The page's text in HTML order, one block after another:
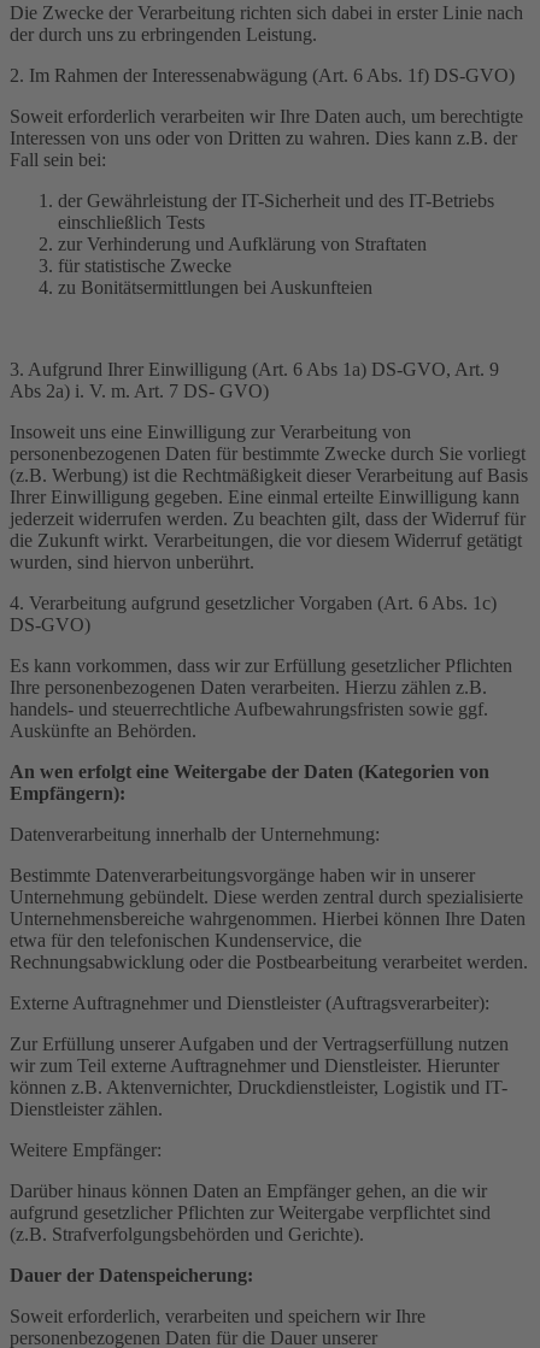
Die Zwecke der Verarbeitung richten sich dabei in erster Linie nach
der durch uns zu erbringenden Leistung.
2. Im Rahmen der Interessenabwägung (Art. 6 Abs. 1f) DS-GVO)
Soweit erforderlich verarbeiten wir Ihre Daten auch, um berechtigte
Interessen von uns oder von Dritten zu wahren. Dies kann z.B. der
Fall sein bei:
der Gewährleistung der IT-Sicherheit und des IT-Betriebs
einschließlich Tests
zur Verhinderung und Aufklärung von Straftaten
für statistische Zwecke
zu Bonitätsermittlungen bei Auskunfteien
3. Aufgrund Ihrer Einwilligung (Art. 6 Abs 1a) DS-GVO, Art. 9
Abs 2a) i. V. m. Art. 7 DS- GVO)
Insoweit uns eine Einwilligung zur Verarbeitung von
personenbezogenen Daten für bestimmte Zwecke durch Sie vorliegt
(z.B. Werbung) ist die Rechtmäßigkeit dieser Verarbeitung auf Basis
Ihrer Einwilligung gegeben. Eine einmal erteilte Einwilligung kann
jederzeit widerrufen werden. Zu beachten gilt, dass der Widerruf für
die Zukunft wirkt. Verarbeitungen, die vor diesem Widerruf getätigt
wurden, sind hiervon unberührt.
4. Verarbeitung aufgrund gesetzlicher Vorgaben (Art. 6 Abs. 1c)
DS-GVO)
Es kann vorkommen, dass wir zur Erfüllung gesetzlicher Pflichten
Ihre personenbezogenen Daten verarbeiten. Hierzu zählen z.B.
handels- und steuerrechtliche Aufbewahrungsfristen sowie ggf.
Auskünfte an Behörden.
An wen erfolgt eine Weitergabe der Daten (Kategorien von
Empfängern):
Datenverarbeitung innerhalb der Unternehmung:
Bestimmte Datenverarbeitungsvorgänge haben wir in unserer
Unternehmung gebündelt. Diese werden zentral durch spezialisierte
Unternehmensbereiche wahrgenommen. Hierbei können Ihre Daten
etwa für den telefonischen Kundenservice, die
Rechnungsabwicklung oder die Postbearbeitung verarbeitet werden.
Externe Auftragnehmer und Dienstleister (Auftragsverarbeiter):
Zur Erfüllung unserer Aufgaben und der Vertragserfüllung nutzen
wir zum Teil externe Auftragnehmer und Dienstleister. Hierunter
können z.B. Aktenvernichter, Druckdienstleister, Logistik und IT-
Dienstleister zählen.
Weitere Empfänger:
Darüber hinaus können Daten an Empfänger gehen, an die wir
aufgrund gesetzlicher Pflichten zur Weitergabe verpflichtet sind
(z.B. Strafverfolgungsbehörden und Gerichte).
Dauer der Datenspeicherung:
Soweit erforderlich, verarbeiten und speichern wir Ihre
personenbezogenen Daten für die Dauer unserer